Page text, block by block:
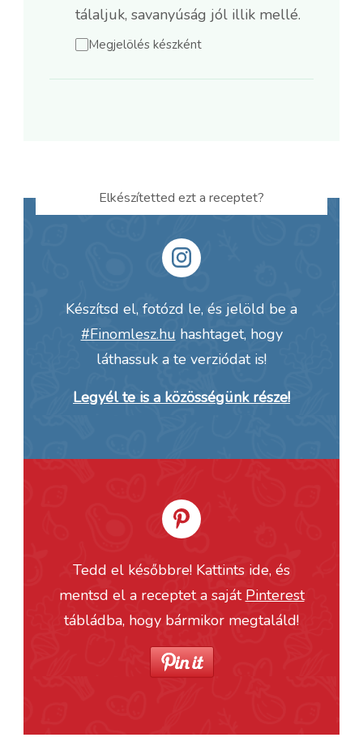
tálaljuk, savanyúság jól illik mellé.
Megjelölés készként
Elkészítetted ezt a receptet?
Készítsd el, fotózd le, és jelöld be a
#Finomlesz.hu hashtaget, hogy
láthassuk a te verziódat is!
Legyél te is a közösségünk része!
Tedd el későbbre! Kattints ide, és
mentsd el a receptet a saját Pinterest
tábládba, hogy bármikor megtaláld!